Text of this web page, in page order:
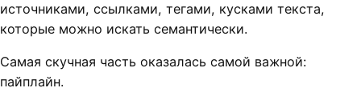
источниками, ссылками, тегами, кусками текста,
которые можно искать семантически.
Самая скучная часть оказалась самой важной:
пайплайн.